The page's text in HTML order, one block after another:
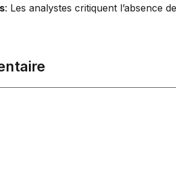
: Les analystes critiquent l’absence